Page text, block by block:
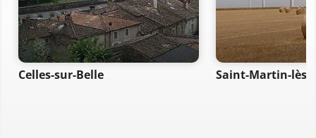
Celles-sur-Belle Saint-Martin-lès-